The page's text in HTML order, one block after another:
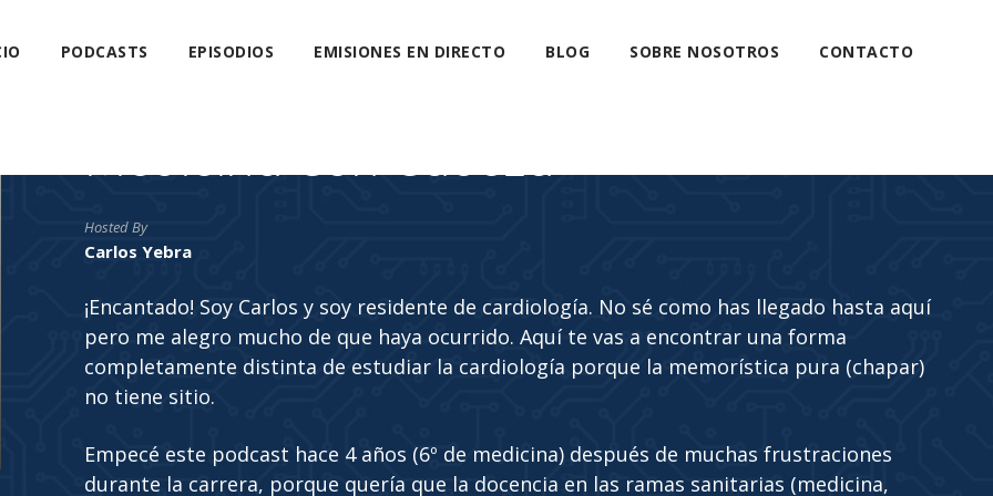
PODCASTS EPISODIOS EMISIONES EN DIRECTO BLOG SOBRE NOSOTROS CONTACTO
Medicina Con Cabeza
Hosted By
Carlos Yebra
¡Encantado! Soy Carlos y soy residente de cardiología. No sé como has llegado hasta aquí
pero me alegro mucho de que haya ocurrido. Aquí te vas a encontrar una forma
completamente distinta de estudiar la cardiología porque la memorística pura (chapar)
no tiene sitio.
Empecé este podcast hace 4 años (6º de medicina) después de muchas frustraciones
durante la carrera, porque quería que la docencia en las ramas sanitarias (medicina,